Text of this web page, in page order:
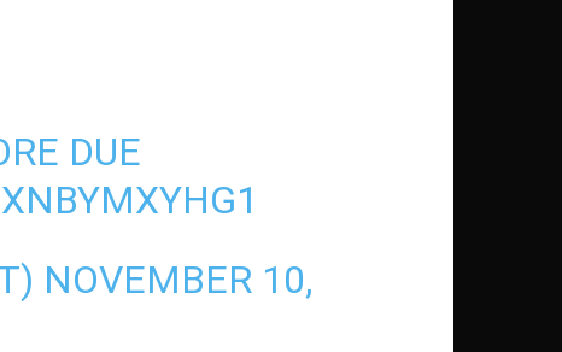
DUE
NOVEMBER 10,